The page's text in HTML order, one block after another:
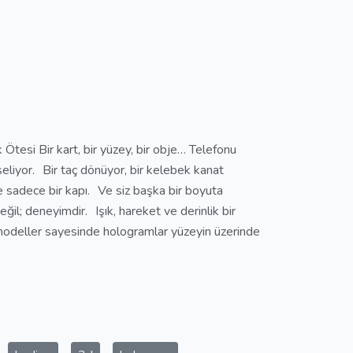
Ötesi Bir kart, bir yüzey, bir obje… Telefonu
Bir taç dönüyor, bir kelebek kanat
sadece bir kapı. Ve siz başka bir boyuta
deneyimdir. Işık, hareket ve derinlik bir
sayesinde hologramlar yüzeyin üzerinde